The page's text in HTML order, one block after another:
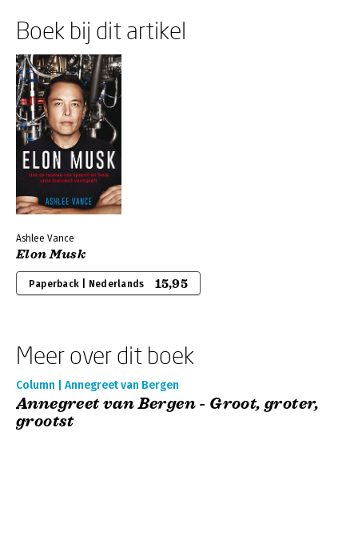
Boek bij dit artikel
Ashlee Vance
Elon Musk
Paperback | Nederlands 15,95
Meer over dit boek
Column | Annegreet van Bergen
Annegreet van Bergen - Groot, groter,
grootst